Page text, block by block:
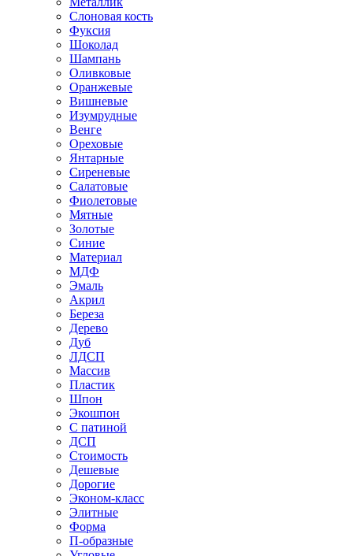
Слоновая кость
Фуксия
Шоколад
Шампань
Оливковые
Оранжевые
Вишневые
Изумрудные
Венге
Ореховые
Янтарные
Сиреневые
Салатовые
Фиолетовые
Мятные
Золотые
Синие
Материал
МДФ
Эмаль
Акрил
Береза
Дерево
Дуб
ЛДСП
Массив
Пластик
Шпон
Экошпон
С патиной
ДСП
Стоимость
Дешевые
Дорогие
Эконом-класс
Элитные
Форма
П-образные